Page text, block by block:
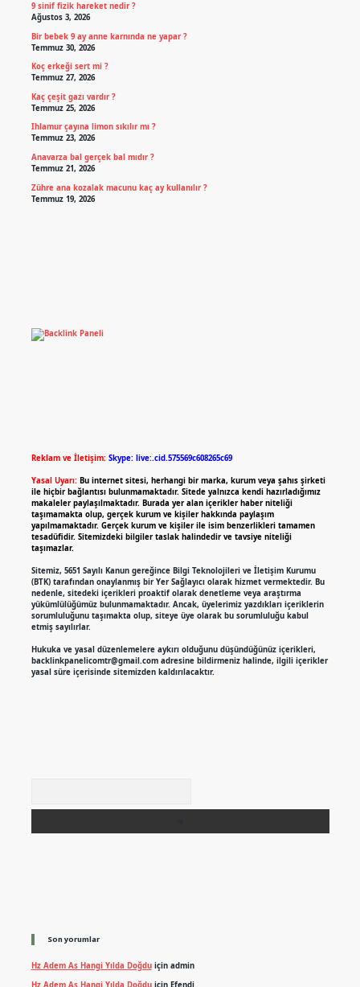
9 sinif fizik hareket nedir ?
Ağustos 3, 2026
Bir bebek 9 ay anne karnında ne yapar ?
Temmuz 30, 2026
Koç erkeği sert mi ?
Temmuz 27, 2026
Kaç çeşit gazı vardır ?
Temmuz 25, 2026
Ihlamur çayına limon sıkılır mı ?
Temmuz 23, 2026
Anavarza bal gerçek bal mıdır ?
Temmuz 21, 2026
Zühre ana kozalak macunu kaç ay kullanılır ?
Temmuz 19, 2026
Reklam ve İletişim: Skype: live:.cid.575569c608265c69
Yasal Uyarı: Bu internet sitesi, herhangi bir marka, kurum veya şahıs şirketi
ile hiçbir bağlantısı bulunmamaktadır. Sitede yalnızca kendi hazırladığımız
makaleler paylaşılmaktadır. Burada yer alan içerikler haber niteliği
taşımamakta olup, gerçek kurum ve kişiler hakkında paylaşım
yapılmamaktadır. Gerçek kurum ve kişiler ile isim benzerlikleri tamamen
tesadüfidir. Sitemizdeki bilgiler taslak halindedir ve tavsiye niteliği
taşımazlar.
Sitemiz, 5651 Sayılı Kanun gereğince Bilgi Teknolojileri ve İletişim Kurumu
(BTK) tarafından onaylanmış bir Yer Sağlayıcı olarak hizmet vermektedir. Bu
nedenle, sitedeki içerikleri proaktif olarak denetleme veya araştırma
yükümlülüğümüz bulunmamaktadır. Ancak, üyelerimiz yazdıkları içeriklerin
sorumluluğunu taşımakta olup, siteye üye olarak bu sorumluluğu kabul
etmiş sayılırlar.
Hukuka ve yasal düzenlemelere aykırı olduğunu düşündüğünüz içerikleri,
backlinkpanelicomtr@gmail.comadresine bildirmeniz halinde, ilgili içerikler
yasal süre içerisinde sitemizden kaldırılacaktır.
Son yorumlar
Hz Adem As Hangi Yılda Doğduiçin admin
Hz Adem As Hangi Yılda Doğduiçin Efendi